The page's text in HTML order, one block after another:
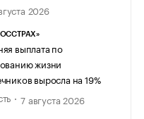
2026
выплата по
жизни
выросла на 19%
7 августа 2026